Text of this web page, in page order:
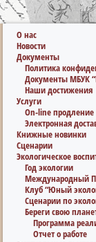
О нас
Новости
Документы
Политика
Документы МБУК
Наши достижения
Услуги
On-line продление
Электронная
Книжные новинки
Сценарии
Экологическое
Год экологии
Международный
Клуб “Юный
Сценарии по
Береги свою
Программа
Отчет о работе